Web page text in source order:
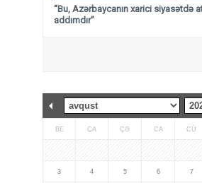
“Bu, Azərbaycanın xarici siyasətdə
addımdır”
BE ÇA ÇƏ CA CÜ
3 4 5 6 7